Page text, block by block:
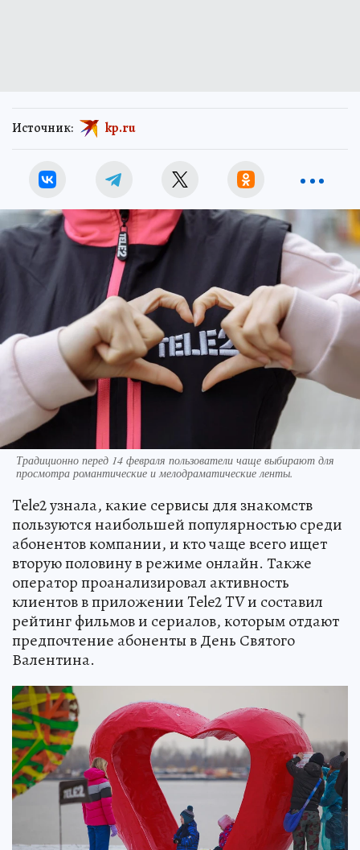
Источник: kp.ru
Традиционно перед 14 февраля пользователи чаще выбирают для
просмотра романтические и мелодраматические ленты.
Tele2 узнала, какие сервисы для знакомств
пользуются наибольшей популярностью среди
абонентов компании, и кто чаще всего ищет
вторую половину в режиме онлайн. Также
оператор проанализировал активность
клиентов в приложении Tele2 TV и составил
рейтинг фильмов и сериалов, которым отдают
предпочтение абоненты в День Святого
Валентина.